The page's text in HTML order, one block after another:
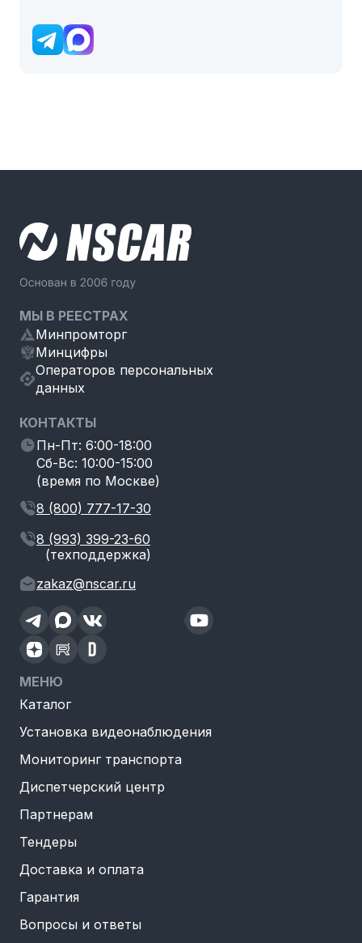
МЫ В РЕЕСТРАХ
Минпромторг
Минцифры
Операторов персональных
данных
КОНТАКТЫ
Пн-Пт: 6:00-18:00
Сб-Вс: 10:00-15:00
(время по Москве)
8 (800) 777-17-30
8 (993) 399-23-60
(техподдержка)
zakaz@nscar.ru
МЕНЮ
Каталог
Установка видеонаблюдения
Мониторинг транспорта
Диспетчерский центр
Партнерам
Тендеры
Доставка и оплата
Гарантия
Вопросы и ответы